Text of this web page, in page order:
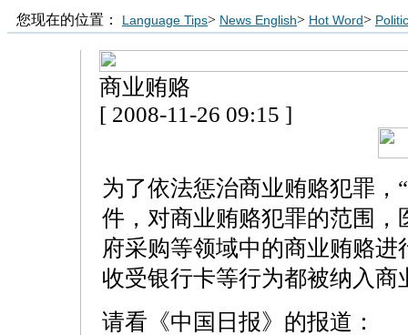
您现在的位置： Language Tips> News English> Hot Word>
商业贿赂
[ 2008-11-26 09:15 ]
为了依法惩治商业贿赂犯罪，
件，对商业贿赂犯罪的范围
府采购等领域中的商业贿赂
收受银行卡等行为都被纳入商
请看《中国日报》的报道：